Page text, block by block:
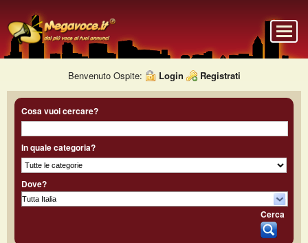
Benvenuto Ospite: Login Registrati
Cosa vuoi cercare?
In quale categoria?
Dove?
Cerca